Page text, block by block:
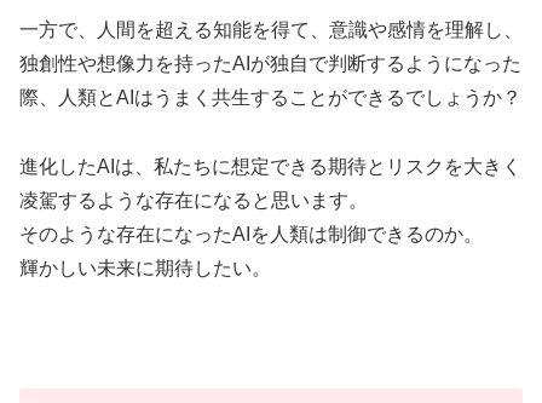
一方で、人間を超える知能を得て、意識や感情を理解し、
独創性や想像力を持ったAIが独自で判断するようになった
際、人類とAIはうまく共生することができるでしょうか？
進化したAIは、私たちに想定できる期待とリスクを大きく
凌駕するような存在になると思います。
そのような存在になったAIを人類は制御できるのか。
輝かしい未来に期待したい。